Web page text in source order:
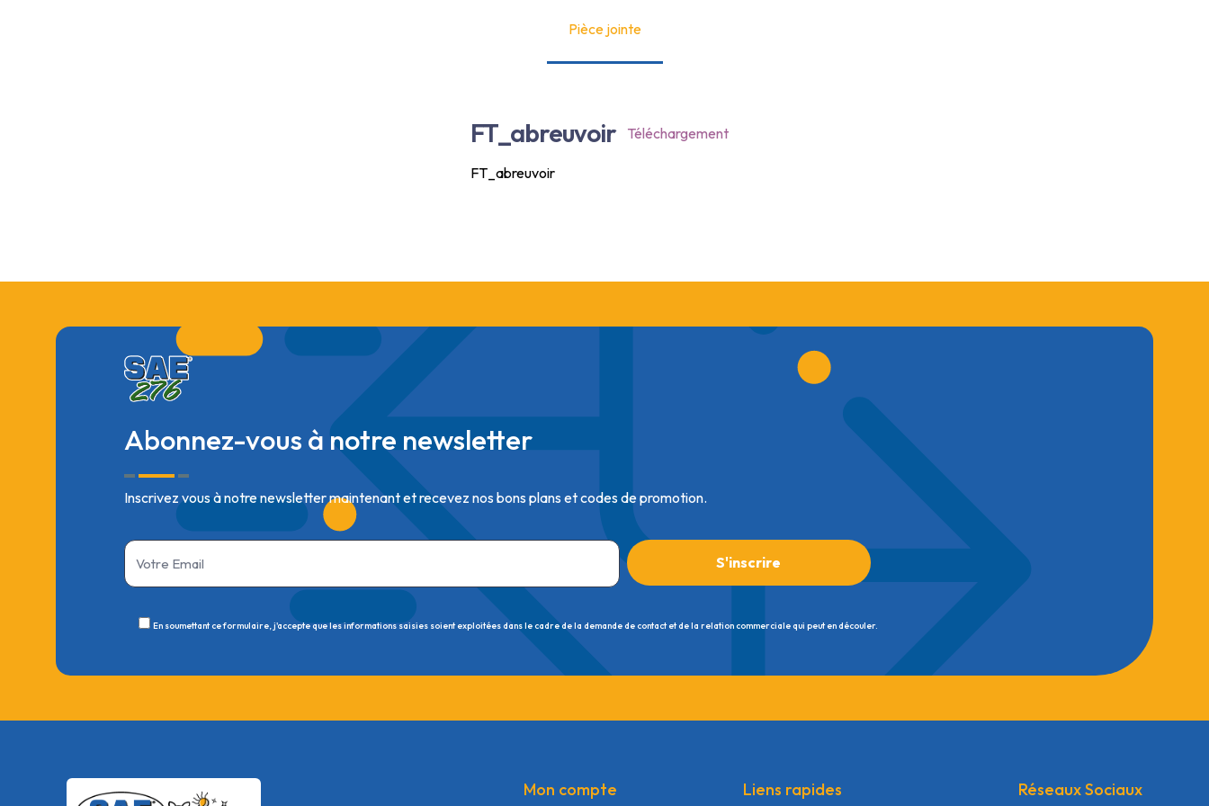
Pièce jointe
FT_abreuvoir Téléchargement
FT_abreuvoir
Abonnez-vous à notre newsletter
Inscrivez vous à notre newsletter maintenant et recevez nos bons plans et codes de promotion.
En soumettant ce formulaire, j'accepte que les informations saisies soient exploitées dans le cadre de la demande de contact et de la relation commerciale qui peut en découler.
Mon compte Liens rapides Réseaux Sociaux